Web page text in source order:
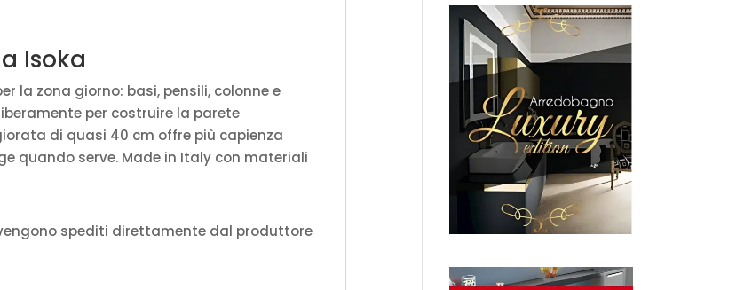
Isoka
la zona giorno: basi, pensili, colonne e
per costruire la parete
di quasi 40 cm offre più capienza
quando serve. Made in Italy con materiali
spediti direttamente dal produttore